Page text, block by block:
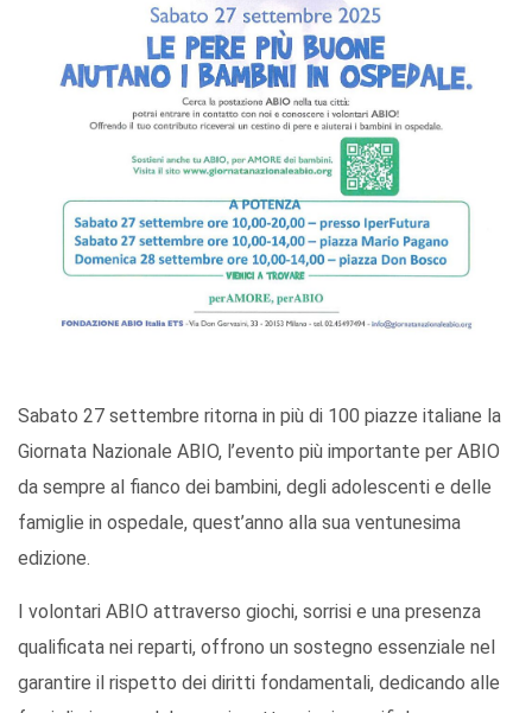
Sabato 27 settembre ritorna in più di 100 piazze italiane la
Giornata Nazionale ABIO, l’evento più importante per ABIO
da sempre al fianco dei bambini, degli adolescenti e delle
famiglie in ospedale, quest’anno alla sua ventunesima
edizione.
I volontari ABIO attraverso giochi, sorrisi e una presenza
qualificata nei reparti, offrono un sostegno essenziale nel
garantire il rispetto dei diritti fondamentali, dedicando alle